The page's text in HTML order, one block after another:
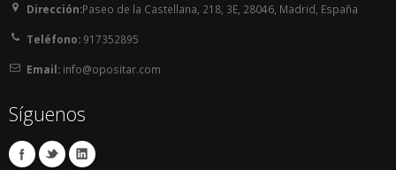
Dirección:Paseo de la Castellana, 218, 3E, 28046, Madrid, España
Teléfono: 917352895
Email:info@opositar.com
Síguenos